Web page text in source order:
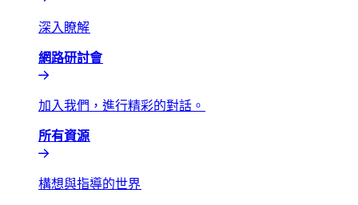
深入瞭解​​
網路研討會​​
加入我們，進行精彩的對話。​​
所有資源​​
構想與指導的世界​​